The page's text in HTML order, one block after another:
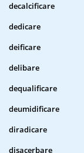
decalcificare
dedicare
deificare
delibare
dequalificare
deumidificare
diradicare
disacerbare